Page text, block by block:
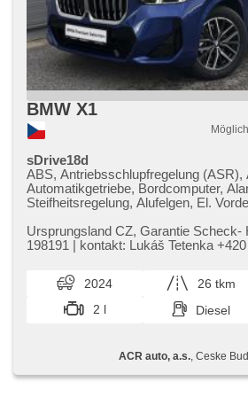
BMW X1
sDrive18d
ABS, Antriebsschlupfregelung (ASR),
Automatikgetriebe, Bordcomputer,
Steifheitsregelung, Alufelgen, El.
beheizte Sitze, Sportsitze,
Zentralverriegelung, Elektronisches
Lenkrad, Brems-Assistent,
Parkassistent, AUX, Blind Spot
Vorderlichter LED, täglich Leuchten,
Fahrkamera, Bluetooth,
parkovací senzory zadní, bezklíčové
odemykání, digitální příjem rádia
Ursprungsland CZ,​ Garantie Scheck​-
198191 | kontakt: Lukáš Tetenka ​+420 606 600 626,​
2024 26 tkm
2 l
Diesel
ACR auto, a.s., Ceske